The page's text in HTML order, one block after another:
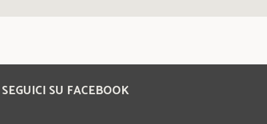
SEGUICI SU FACEBOOK